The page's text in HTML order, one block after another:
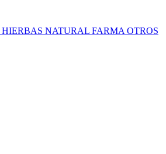
HIERBAS NATURAL FARMA OTROS